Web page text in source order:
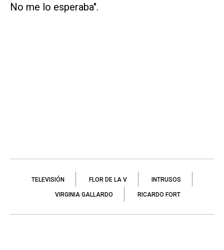
No me lo esperaba".
TELEVISIÓN FLOR DE LA V INTRUSOS
VIRGINIA GALLARDO RICARDO FORT